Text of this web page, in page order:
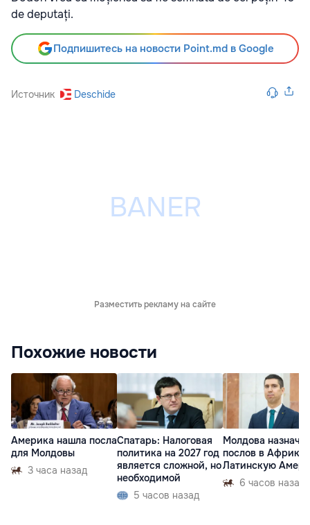
de deputați.
Подпишитесь на новости Point.md в Google
Источник Deschide
Разместить рекламу на сайте
Похожие новости
Америка нашла посла
для Молдовы
3 часа назад
Спатарь: Налоговая
политика на 2027 год
является сложной, но
необходимой
5 часов назад
Молдова
послов в Африку
Латинскую
6 часов назад